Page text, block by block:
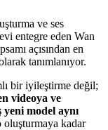
ve ses
entegre eden Wan
açısından en
tanımlanıyor.
bir iyileştirme değil;
videoya ve
model aynı
kadar